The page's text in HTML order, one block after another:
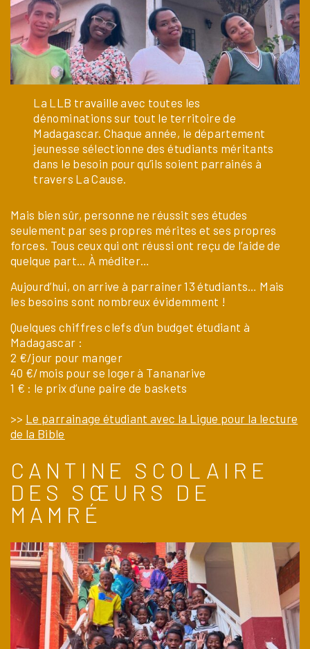
La LLB travaille avec toutes les
dénominations sur tout le territoire de
Madagascar. Chaque année, le département
jeunesse sélectionne des étudiants méritants
dans le besoin pour qu’ils soient parrainés à
travers La Cause.
Mais bien sûr, personne ne réussit ses études
seulement par ses propres mérites et ses propres
forces. Tous ceux qui ont réussi ont reçu de l’aide de
quelque part… À méditer…
Aujourd’hui, on arrive à parrainer 13 étudiants… Mais
les besoins sont nombreux évidemment !
Quelques chiffres clefs d’un budget étudiant à
Madagascar :
2 €/jour pour manger
40 €/mois pour se loger à Tananarive
1 € : le prix d’une paire de baskets
>> Le parrainage étudiant avec la Ligue pour la lecture
de la Bible
CANTINE SCOLAIRE
DES SŒURS DE
MAMRÉ